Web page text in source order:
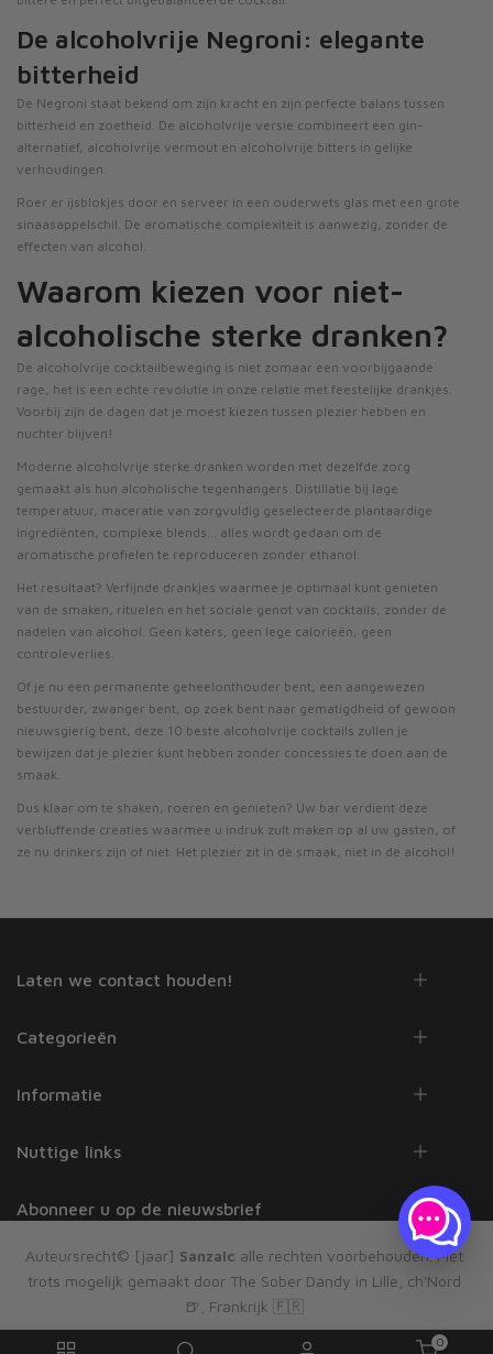
De alcoholvrije Negroni: elegante
bitterheid
De Negroni staat bekend om zijn kracht en zijn perfecte balans tussen
bitterheid en zoetheid. De alcoholvrije versie combineert een gin-
alternatief, alcoholvrije vermout en alcoholvrije bitters in gelijke
verhoudingen.
Roer er ijsblokjes door en serveer in een ouderwets glas met een grote
sinaasappelschil. De aromatische complexiteit is aanwezig, zonder de
effecten van alcohol.
Waarom kiezen voor niet-
alcoholische sterke dranken?
De alcoholvrije cocktailbeweging is niet zomaar een voorbijgaande
rage, het is een echte revolutie in onze relatie met feestelijke drankjes.
Voorbij zijn de dagen dat je moest kiezen tussen plezier hebben en
nuchter blijven!
Moderne alcoholvrije sterke dranken worden met dezelfde zorg
gemaakt als hun alcoholische tegenhangers. Distillatie bij lage
temperatuur, maceratie van zorgvuldig geselecteerde plantaardige
ingrediënten, complexe blends... alles wordt gedaan om de
aromatische profielen te reproduceren zonder ethanol.
Het resultaat? Verfijnde drankjes waarmee je optimaal kunt genieten
van de smaken, rituelen en het sociale genot van cocktails, zonder de
nadelen van alcohol. Geen katers, geen lege calorieën, geen
controleverlies.
Of je nu een permanente geheelonthouder bent, een aangewezen
bestuurder, zwanger bent, op zoek bent naar gematigdheid of gewoon
nieuwsgierig bent, deze 10 beste alcoholvrije cocktails zullen je
bewijzen dat je plezier kunt hebben zonder concessies te doen aan de
smaak.
Dus klaar om te shaken, roeren en genieten? Uw bar verdient deze
verbluffende creaties waarmee u indruk zult maken op al uw gasten, of
ze nu drinkers zijn of niet. Het plezier zit in de smaak, niet in de alcohol!
Laten we contact houden!
Categorieën
Informatie
Nuttige links
Abonneer u op de nieuwsbrief
Auteursrecht© [jaar] Sanzalc alle rechten voorbehouden. Met
trots mogelijk gemaakt door The Sober Dandy in Lille, ch'Nord
🍺, Frankrijk 🇫🇷
0